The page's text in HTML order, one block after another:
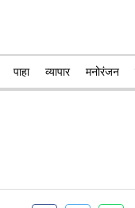
पाहा व्यापार मनोरंजन